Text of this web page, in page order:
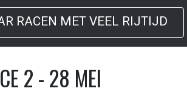
RACEN MET VEEL RIJTIJD
2 - 28 MEI